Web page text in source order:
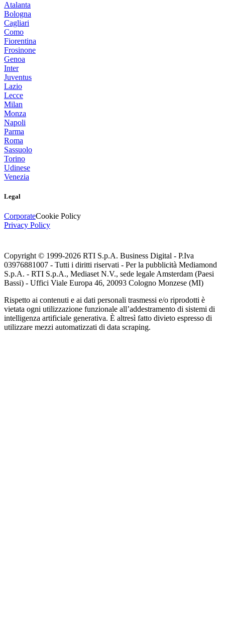
Atalanta
Bologna
Cagliari
Como
Fiorentina
Frosinone
Genoa
Inter
Juventus
Lazio
Lecce
Milan
Monza
Napoli
Parma
Roma
Sassuolo
Torino
Udinese
Venezia
Legal
CorporateCookie Policy
Privacy Policy
Copyright © 1999-2026 RTI S.p.A. Business Digital - P.Iva
03976881007 - Tutti i diritti riservati - Per la pubblicità Mediamond
S.p.A. - RTI S.p.A., Mediaset N.V., sede legale Amsterdam (Paesi
Bassi) - Uffici Viale Europa 46, 20093 Cologno Monzese (MI)
Rispetto ai contenuti e ai dati personali trasmessi e/o riprodotti è
vietata ogni utilizzazione funzionale all’addestramento di sistemi di
intelligenza artificiale generativa. È altresì fatto divieto espresso di
utilizzare mezzi automatizzati di data scraping.